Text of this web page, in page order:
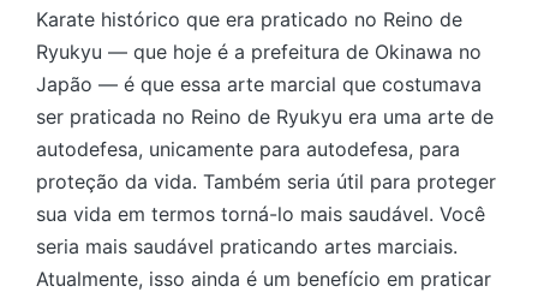
Karate histórico que era praticado no Reino de
Ryukyu — que hoje é a prefeitura de Okinawa no
Japão — é que essa arte marcial que costumava
ser praticada no Reino de Ryukyu era uma arte de
autodefesa, unicamente para autodefesa, para
proteção da vida. Também seria útil para proteger
sua vida em termos torná-lo mais saudável. Você
seria mais saudável praticando artes marciais.
Atualmente, isso ainda é um benefício em praticar